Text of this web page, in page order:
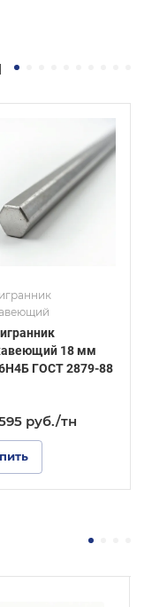
18 мм
ГОСТ 2879-88
руб./тн
Сплав / Марка стали
ГОСТ, ТУ
ГОСТ 2879-88